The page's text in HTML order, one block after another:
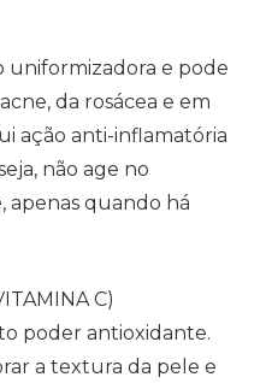
uniformizadora e pode
da rosácea e em
ação anti-inflamatória
não age no
apenas quando há
C)
poder antioxidante.
a textura da pele e